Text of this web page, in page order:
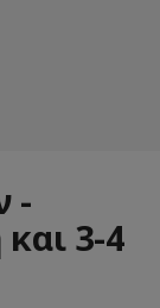
-
3-4